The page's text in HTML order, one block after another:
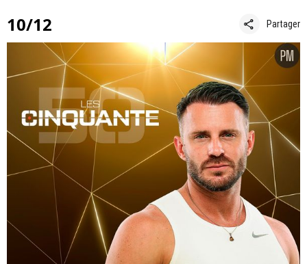
10/12 share Partager